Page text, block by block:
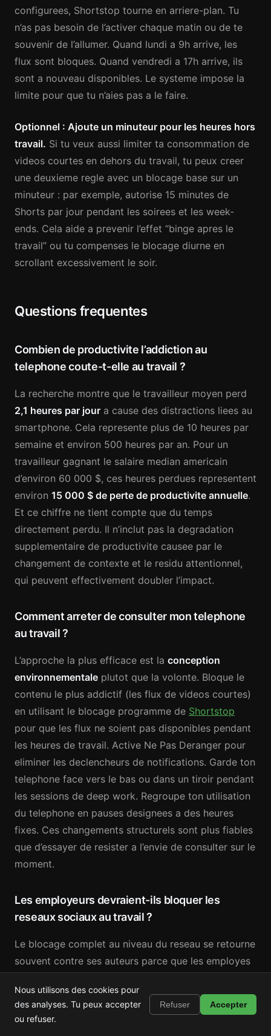
configurees, Shortstop tourne en arriere-plan. Tu
n’as pas besoin de l’activer chaque matin ou de te
souvenir de l’allumer. Quand lundi a 9h arrive, les
flux sont bloques. Quand vendredi a 17h arrive, ils
sont a nouveau disponibles. Le systeme impose la
limite pour que tu n’aies pas a le faire.
Optionnel : Ajoute un minuteur pour les heures hors
travail. Si tu veux aussi limiter ta consommation de
videos courtes en dehors du travail, tu peux creer
une deuxieme regle avec un blocage base sur un
minuteur : par exemple, autorise 15 minutes de
Shorts par jour pendant les soirees et les week-
ends. Cela aide a prevenir l’effet “binge apres le
travail” ou tu compenses le blocage diurne en
scrollant excessivement le soir.
Questions frequentes
Combien de productivite l’addiction au
telephone coute-t-elle au travail ?
La recherche montre que le travailleur moyen perd
2,1 heures par jour a cause des distractions liees au
smartphone. Cela represente plus de 10 heures par
semaine et environ 500 heures par an. Pour un
travailleur gagnant le salaire median americain
d’environ 60 000 $, ces heures perdues representent
environ 15 000 $ de perte de productivite annuelle.
Et ce chiffre ne tient compte que du temps
directement perdu. Il n’inclut pas la degradation
supplementaire de productivite causee par le
changement de contexte et le residu attentionnel,
qui peuvent effectivement doubler l’impact.
Comment arreter de consulter mon telephone
au travail ?
L’approche la plus efficace est la conception
environnementale plutot que la volonte. Bloque le
contenu le plus addictif (les flux de videos courtes)
en utilisant le blocage programme de Shortstop
pour que les flux ne soient pas disponibles pendant
les heures de travail. Active Ne Pas Deranger pour
eliminer les declencheurs de notifications. Garde ton
telephone face vers le bas ou dans un tiroir pendant
les sessions de deep work. Regroupe ton utilisation
du telephone en pauses designees a des heures
fixes. Ces changements structurels sont plus fiables
que d’essayer de resister a l’envie de consulter sur le
moment.
Les employeurs devraient-ils bloquer les
reseaux sociaux au travail ?
Le blocage complet au niveau du reseau se retourne
souvent contre ses auteurs parce que les employes
plateformes. Les equipes marketing ont besoin
d’Instagram et TikTok. Les developpeurs regardent
Bloque Shorts, Reels et TikTok Installer
Nous utilisons des cookies pour
des analyses. Tu peux accepter
ou refuser.
Refuser Accepter